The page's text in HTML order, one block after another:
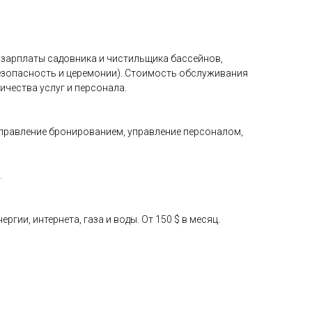
садовника и чистильщика бассейнов,
и церемонии). Стоимость обслуживания
услуг и персонала.
бронированием, управление персоналом,
интернета, газа и воды. От 150 $ в месяц.